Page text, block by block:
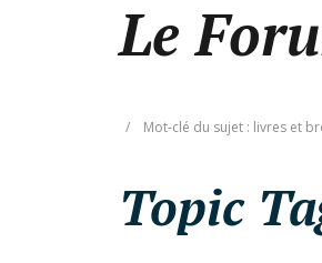
Le
/ Mot-clé du sujet : livres et
Topic